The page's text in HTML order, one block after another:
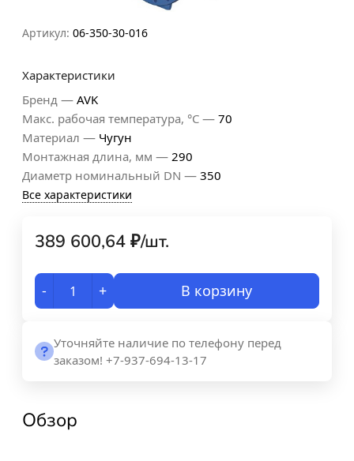
Артикул: 06-350-30-016
Характеристики
Бренд — AVK
Макс. рабочая температура, °С — 70
Материал — Чугун
Монтажная длина, мм — 290
Диаметр номинальный DN — 350
Все характеристики
389 600,64 ₽/шт.
- + В корзину
Уточняйте наличие по телефону перед
заказом! +7-937-694-13-17
Обзор